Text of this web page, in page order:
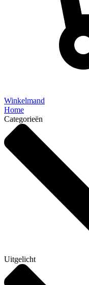
Winkelmand
Home
Categorieën
Uitgelicht